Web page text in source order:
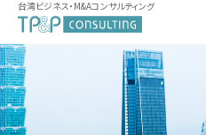
台湾ビジネス・M&Aコンサルティング